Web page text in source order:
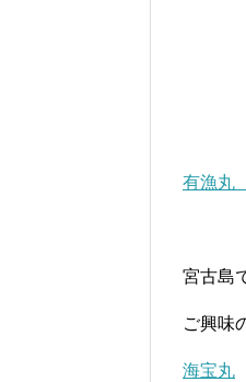
有漁丸
宮古島
ご興味
海宝丸